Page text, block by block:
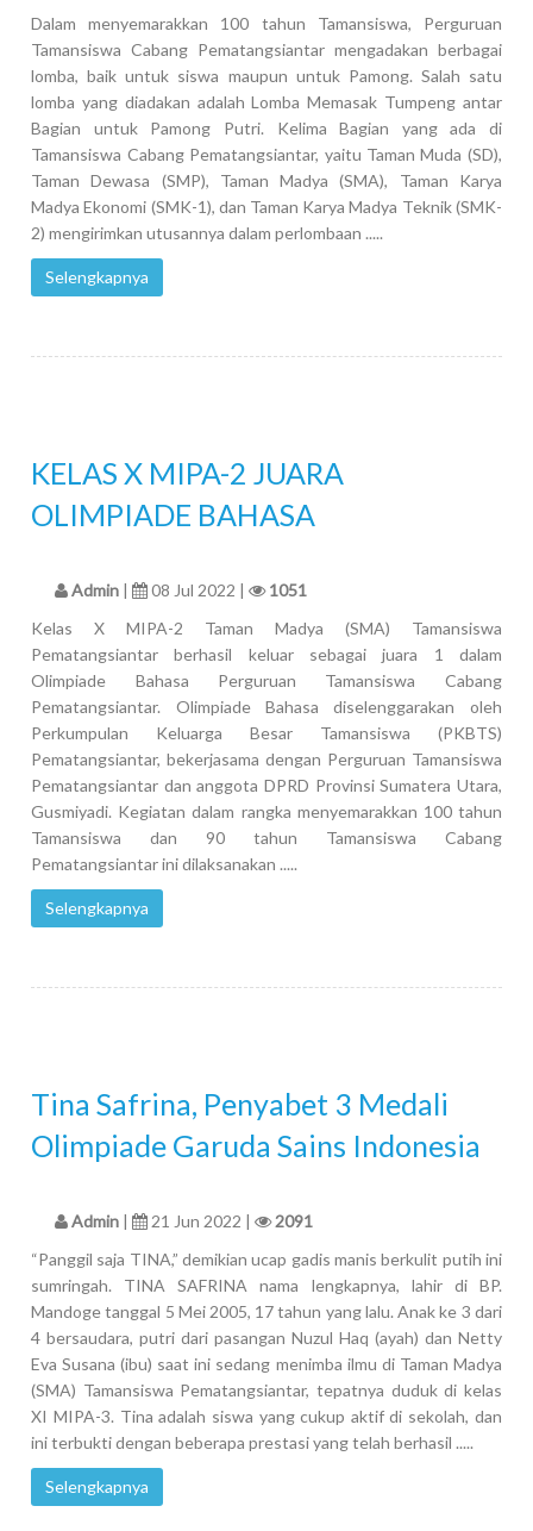
Dalam menyemarakkan 100 tahun Tamansiswa, Perguruan
Tamansiswa Cabang Pematangsiantar mengadakan berbagai
lomba, baik untuk siswa maupun untuk Pamong. Salah satu
lomba yang diadakan adalah Lomba Memasak Tumpeng antar
Bagian untuk Pamong Putri. Kelima Bagian yang ada di
Tamansiswa Cabang Pematangsiantar, yaitu Taman Muda (SD),
Taman Dewasa (SMP), Taman Madya (SMA), Taman Karya
Madya Ekonomi (SMK-1), dan Taman Karya Madya Teknik (SMK-
2) mengirimkan utusannya dalam perlombaan .....
Selengkapnya
KELAS X MIPA-2 JUARA
OLIMPIADE BAHASA
Admin | 08 Jul 2022 |
1051
Kelas X MIPA-2 Taman Madya (SMA) Tamansiswa
Pematangsiantar berhasil keluar sebagai juara 1 dalam
Olimpiade Bahasa Perguruan Tamansiswa Cabang
Pematangsiantar. Olimpiade Bahasa diselenggarakan oleh
Perkumpulan Keluarga Besar Tamansiswa (PKBTS)
Pematangsiantar, bekerjasama dengan Perguruan Tamansiswa
Pematangsiantar dan anggota DPRD Provinsi Sumatera Utara,
Gusmiyadi. Kegiatan dalam rangka menyemarakkan 100 tahun
Tamansiswa dan 90 tahun Tamansiswa Cabang
Pematangsiantar ini dilaksanakan .....
Selengkapnya
Tina Safrina, Penyabet 3 Medali
Olimpiade Garuda Sains Indonesia
Admin | 21 Jun 2022 |
2091
“Panggil saja TINA,” demikian ucap gadis manis berkulit putih ini
sumringah. TINA SAFRINA nama lengkapnya, lahir di BP.
Mandoge tanggal 5 Mei 2005, 17 tahun yang lalu. Anak ke 3 dari
4 bersaudara, putri dari pasangan Nuzul Haq (ayah) dan Netty
Eva Susana (ibu) saat ini sedang menimba ilmu di Taman Madya
(SMA) Tamansiswa Pematangsiantar, tepatnya duduk di kelas
XI MIPA-3. Tina adalah siswa yang cukup aktif di sekolah, dan
ini terbukti dengan beberapa prestasi yang telah berhasil .....
Selengkapnya